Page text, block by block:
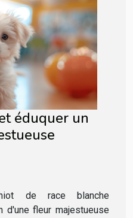
éduquer un
de race blanche
d'une fleur majestueuse